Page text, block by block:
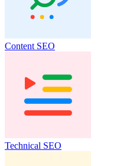
Content SEO
Technical SEO